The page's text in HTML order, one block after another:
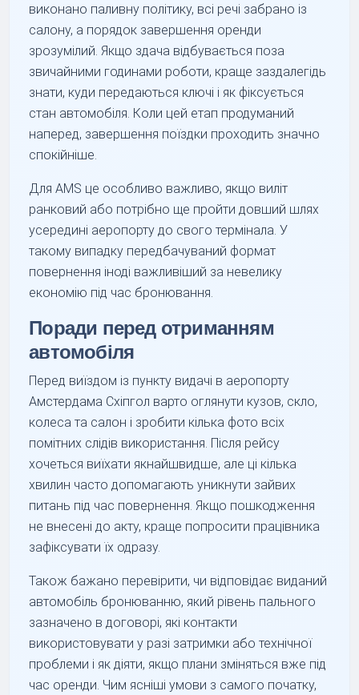
виконано паливну політику, всі речі забрано із
салону, а порядок завершення оренди
зрозумілий. Якщо здача відбувається поза
звичайними годинами роботи, краще заздалегідь
знати, куди передаються ключі і як фіксується
стан автомобіля. Коли цей етап продуманий
наперед, завершення поїздки проходить значно
спокійніше.
Для AMS це особливо важливо, якщо виліт
ранковий або потрібно ще пройти довший шлях
усередині аеропорту до свого термінала. У
такому випадку передбачуваний формат
повернення іноді важливіший за невелику
економію під час бронювання.
Поради перед отриманням
автомобіля
Перед виїздом із пункту видачі в аеропорту
Амстердама Схіпгол варто оглянути кузов, скло,
колеса та салон і зробити кілька фото всіх
помітних слідів використання. Після рейсу
хочеться виїхати якнайшвидше, але ці кілька
хвилин часто допомагають уникнути зайвих
питань під час повернення. Якщо пошкодження
не внесені до акту, краще попросити працівника
зафіксувати їх одразу.
Також бажано перевірити, чи відповідає виданий
автомобіль бронюванню, який рівень пального
зазначено в договорі, які контакти
використовувати у разі затримки або технічної
проблеми і як діяти, якщо плани зміняться вже під
час оренди. Чим ясніші умови з самого початку,